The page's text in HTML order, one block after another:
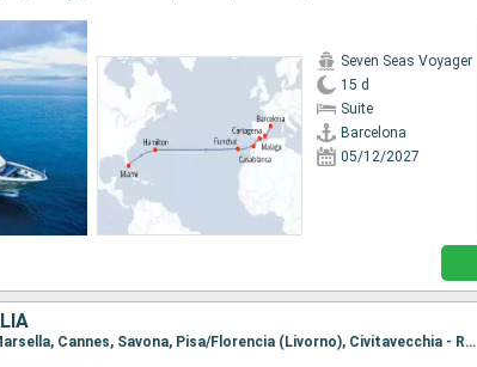
Seven Seas Voyager
15 d
Suite
Barcelona
05/12/2027
Itinerario : Barcelona, Sete, Marsella, Cannes, Savona, Pisa/Florencia (Livorno), Civitavecchia - Roma